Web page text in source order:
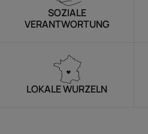
SOZIALE
VERANTWORTUNG
LOKALE WURZELN